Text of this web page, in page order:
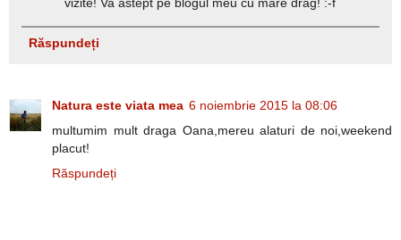
Răspundeți
Natura este viata mea 6 noiembrie 2015 la 08:06
multumim mult draga Oana,mereu alaturi de noi,weekend
placut!
Răspundeți